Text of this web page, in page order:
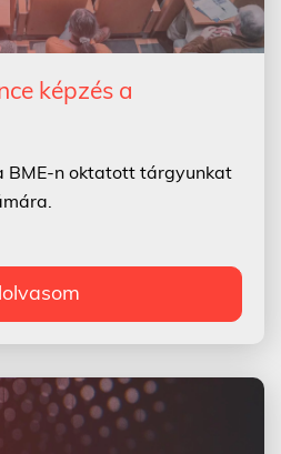
képzés a
BME-n oktatott tárgyunkat